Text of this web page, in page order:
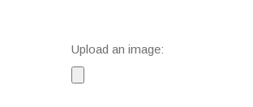
Upload an image: